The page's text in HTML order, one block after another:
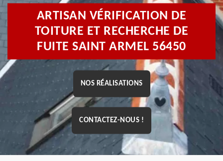
ARTISAN VÉRIFICATION DE
TOITURE ET RECHERCHE DE
FUITE SAINT ARMEL 56450
NOS RÉALISATIONS
CONTACTEZ-NOUS !